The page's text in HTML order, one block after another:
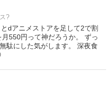
?
dアニメストアを足して2で割
550円って神だろうか。 ずっ
駄にした気がします。 深夜食